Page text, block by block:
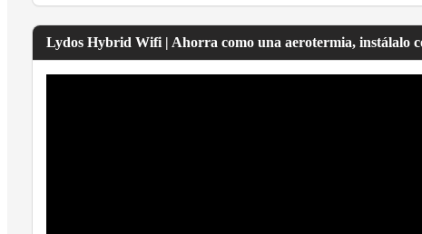
Lydos Hybrid Wifi | Ahorra como una aerotermia, instálalo